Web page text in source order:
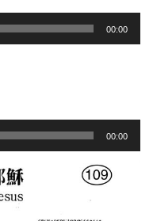
00:00
00:00